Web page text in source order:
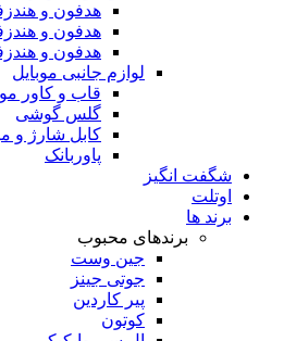
هدفون و
هدفون و
هدفون و
لوازم جانبی موبایل
قاب و کاور
گلس گوشی
کابل شارژ و
پاوربانک
شگفت انگیز
اوتلت
برند ها
برندهای محبوب
جین وست
جوتی جینز
پیر کاردین
کوتون